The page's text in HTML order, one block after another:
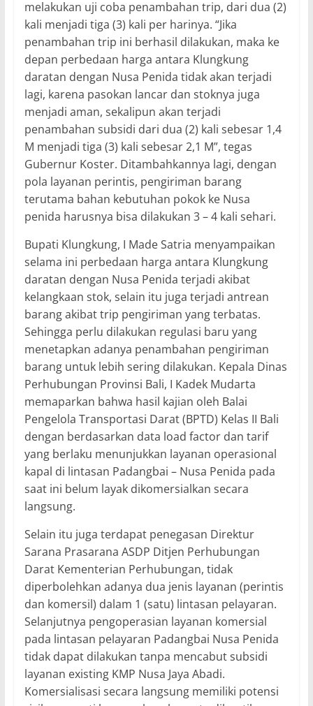
melakukan uji coba penambahan trip, dari dua (2)
kali menjadi tiga (3) kali per harinya. “Jika
penambahan trip ini berhasil dilakukan, maka ke
depan perbedaan harga antara Klungkung
daratan dengan Nusa Penida tidak akan terjadi
lagi, karena pasokan lancar dan stoknya juga
menjadi aman, sekalipun akan terjadi
penambahan subsidi dari dua (2) kali sebesar 1,4
M menjadi tiga (3) kali sebesar 2,1 M”, tegas
Gubernur Koster. Ditambahkannya lagi, dengan
pola layanan perintis, pengiriman barang
terutama bahan kebutuhan pokok ke Nusa
penida harusnya bisa dilakukan 3 – 4 kali sehari.
Bupati Klungkung, I Made Satria menyampaikan
selama ini perbedaan harga antara Klungkung
daratan dengan Nusa Penida terjadi akibat
kelangkaan stok, selain itu juga terjadi antrean
barang akibat trip pengiriman yang terbatas.
Sehingga perlu dilakukan regulasi baru yang
menetapkan adanya penambahan pengiriman
barang untuk lebih sering dilakukan. Kepala Dinas
Perhubungan Provinsi Bali, I Kadek Mudarta
memaparkan bahwa hasil kajian oleh Balai
Pengelola Transportasi Darat (BPTD) Kelas II Bali
dengan berdasarkan data load factor dan tarif
yang berlaku menunjukkan layanan operasional
kapal di lintasan Padangbai – Nusa Penida pada
saat ini belum layak dikomersialkan secara
langsung.
Selain itu juga terdapat penegasan Direktur
Sarana Prasarana ASDP Ditjen Perhubungan
Darat Kementerian Perhubungan, tidak
diperbolehkan adanya dua jenis layanan (perintis
dan komersil) dalam 1 (satu) lintasan pelayaran.
Selanjutnya pengoperasian layanan komersial
pada lintasan pelayaran Padangbai Nusa Penida
tidak dapat dilakukan tanpa mencabut subsidi
layanan existing KMP Nusa Jaya Abadi.
Komersialisasi secara langsung memiliki potensi